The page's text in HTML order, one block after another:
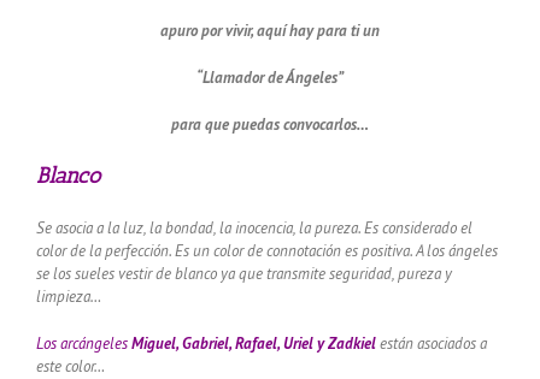
apuro por vivir, aquí hay para ti un
“Llamador de Ángeles”
para que puedas convocarlos…
Blanco
Se asocia a la luz, la bondad, la inocencia, la pureza.Es considerado el
color de la perfección.Es un color de connotación es positiva.A los ángeles
se los sueles vestir de blanco ya que transmite seguridad, pureza y
limpieza…
Los arcángelesMiguel, Gabriel, Rafael, Uriel y Zadkielestán asociados a
este color…